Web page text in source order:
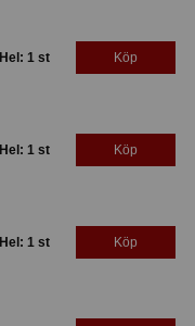
Hel: 1 st Köp
Hel: 1 st Köp
Hel: 1 st Köp